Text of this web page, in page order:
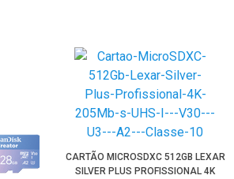
CARTÃO MICROSDXC 512GB LEXAR
SILVER PLUS PROFISSIONAL 4K